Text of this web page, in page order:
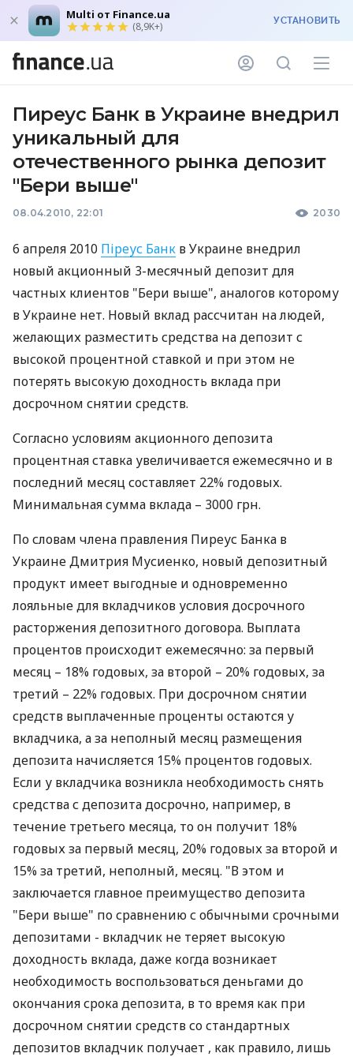
Multi от Finance.ua
(8,9K+) УСТАНОВИТЬ
Пиреус Банк в Украине внедрил
уникальный для
отечественного рынка депозит
"Бери выше"
08.04.2010, 22:01 2030
6 апреля 2010 Піреус Банк в Украине внедрил
новый акционный 3-месячный депозит для
частных клиентов "Бери выше", аналогов которому
в Украине нет. Новый вклад рассчитан на людей,
желающих разместить средства на депозит с
высокой процентной ставкой и при этом не
потерять высокую доходность вклада при
досрочном снятии средств.
Согласно условиям акционного депозита
процентная ставка увеличивается ежемесячно и в
последний месяц составляет 22% годовых.
Минимальная сумма вклада – 3000 грн.
По словам члена правления Пиреус Банка в
Украине Дмитрия Мусиенко, новый депозитный
продукт имеет выгодные и одновременно
лояльные для вкладчиков условия досрочного
расторжения депозитного договора. Выплата
процентов происходит ежемесячно: за первый
месяц – 18% годовых, за второй – 20% годовых, за
третий – 22% годовых. При досрочном снятии
средств выплаченные проценты остаются у
вкладчика, а за неполный месяц размещения
депозита начисляется 15% процентов годовых.
Если у вкладчика возникла необходимость снять
средства с депозита досрочно, например, в
течение третьего месяца, то он получит 18%
годовых за первый месяц, 20% годовых за второй и
15% за третий, неполный, месяц. "В этом и
заключается главное преимущество депозита
"Бери выше" по сравнению с обычными срочными
депозитами - вкладчик не теряет высокую
доходность вклада, даже когда возникает
необходимость воспользоваться деньгами до
окончания срока депозита, в то время как при
досрочном снятии средств со стандартных
депозитов вкладчик получает , как правило, лишь